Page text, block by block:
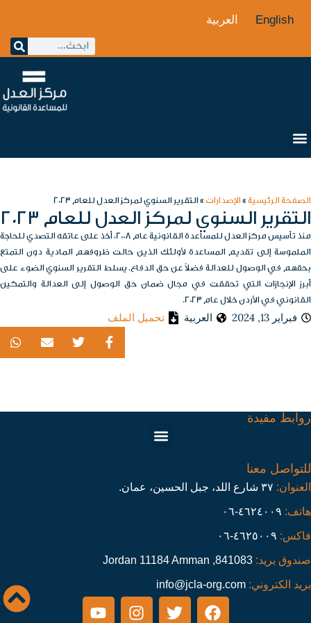
English العربية
الصفحة الرئيسية » الإصدارات » التقرير السنوي لمركز العدل للعام 2023
التقرير السنوي لمركز العدل للعام 2023
منذ تأسيس مركز العدل للمساعدة القانونية عام 2008، أخذ على عاتقه التصدي للحاجة
الملموسة إلى تقديم المساعدة لأولئك الذين حالت ظروفهم المادية دون التمتع
بحقهم في الوصول للعدالة فضلاً عن حق الدفاع. يسلط التقرير السنوي الضوء على
أبرز الإنجازات التي تحققت في مجال ضمان حق الوصول إلى العدالة والتمكين
القانوني في الأردن خلال عام 2023.
فبراير 13, 2024 العربية تحميل الملف
روابط مفيدة
للتواصل معنا
العنوان:
هاتف:
فاكس:
صندوق بريد:
بريد الكتروني: